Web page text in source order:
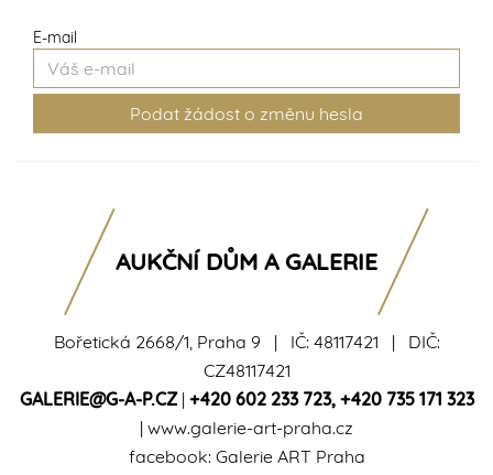
E-mail
Bořetická 2668/1, Praha 9 | IČ: 48117421 | DIČ:
CZ48117421
GALERIE@G-A-P.CZ| +420 602 233 723, +420 735 171 323
| www.galerie-art-praha.cz
facebook: Galerie ART Praha
AUKČNÍ DŮM A GALERIE